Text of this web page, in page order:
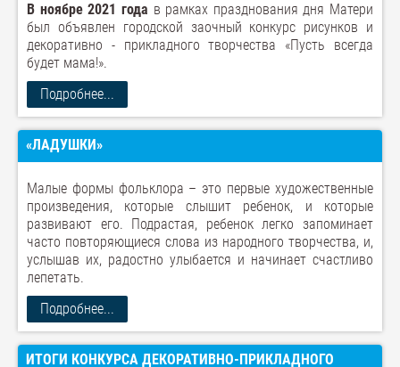
В ноябре 2021 года в рамках празднования дня Матери
был объявлен городской заочный конкурс рисунков и
декоративно - прикладного творчества «Пусть всегда
будет мама!».
Подробнее...
«ЛАДУШКИ»
Малые формы фольклора – это первые художественные
произведения, которые слышит ребенок, и которые
развивают его. Подрастая, ребенок легко запоминает
часто повторяющиеся слова из народного творчества, и,
услышав их, радостно улыбается и начинает счастливо
лепетать.
Подробнее...
ИТОГИ КОНКУРСА ДЕКОРАТИВНО-ПРИКЛАДНОГО